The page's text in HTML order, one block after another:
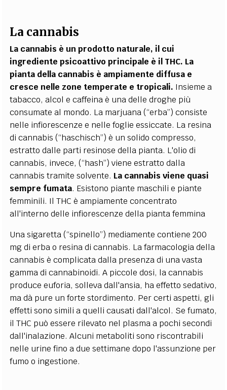
La cannabis
La cannabis è un prodotto naturale, il cui
ingrediente psicoattivo principale è il THC. La
pianta della cannabis è ampiamente diffusa e
cresce nelle zone temperate e tropicali. Insieme a
tabacco, alcol e caffeina è una delle droghe più
consumate al mondo. La marjuana (“erba”) consiste
nelle infiorescenze e nelle foglie essiccate. La resina
di cannabis (“haschisch”) è un solido compresso,
estratto dalle parti resinose della pianta. L'olio di
cannabis, invece, (“hash”) viene estratto dalla
cannabis tramite solvente. La cannabis viene quasi
sempre fumata. Esistono piante maschili e piante
femminili. Il THC è ampiamente concentrato
all'interno delle infiorescenze della pianta femmina
Una sigaretta (“spinello”) mediamente contiene 200
mg di erba o resina di cannabis. La farmacologia della
cannabis è complicata dalla presenza di una vasta
gamma di cannabinoidi. A piccole dosi, la cannabis
produce euforia, solleva dall'ansia, ha effetto sedativo,
ma dà pure un forte stordimento. Per certi aspetti, gli
effetti sono simili a quelli causati dall'alcol. Se fumato,
il THC può essere rilevato nel plasma a pochi secondi
dall'inalazione. Alcuni metaboliti sono riscontrabili
nelle urine fino a due settimane dopo l'assunzione per
fumo o ingestione.